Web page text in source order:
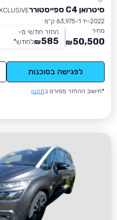
סיטרואן C4 ספייסטורר
2022 יד 1
63,975 ק״מ
מחיר
50,500
₪
החזר חודשי מ-
585
₪לחודש*
לפגישה בסוכנות
*חישוב ההחזר מפורט בתקנון